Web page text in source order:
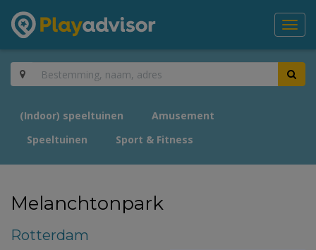
(Indoor) speeltuinen
Amusement
Speeltuinen
Sport & Fitness
Melanchtonpark
Rotterdam